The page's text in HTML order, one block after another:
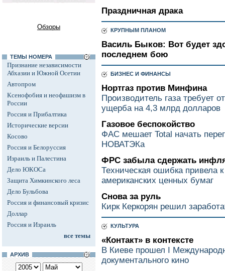
Обзоры
ТЕМЫ НОМЕРА
Признание независимости
Абхазии и Южной Осетии
Автопром
Ксенофобия и неофашизм в
России
Россия и Прибалтика
Исторические версии
Косово
Россия и Белоруссия
Израиль и Палестина
Дело ЮКОСа
Защита Химкинского леса
Дело Бульбова
Россия и финансовый кризис
Доллар
Россия и Израиль
все темы
АРХИВ
Праздничная драка
КРУПНЫМ ПЛАНОМ
Василь Быков: Вот будет
последнем бою
БИЗНЕС И ФИНАНСЫ
Нортгаз против Минфина
Производитель газа требует
ущерба на 4,3 млрд долларов
Газовое беспокойство
ФАС мешает Total начать
НОВАТЭКа
ФРС забыла сдержать
Техническая ошибка привела
американских ценных бумаг
Снова за руль
Кирк Керкорян решил
КУЛЬТУРА
«Контакт» в контексте
В Киеве прошел I
документального кино